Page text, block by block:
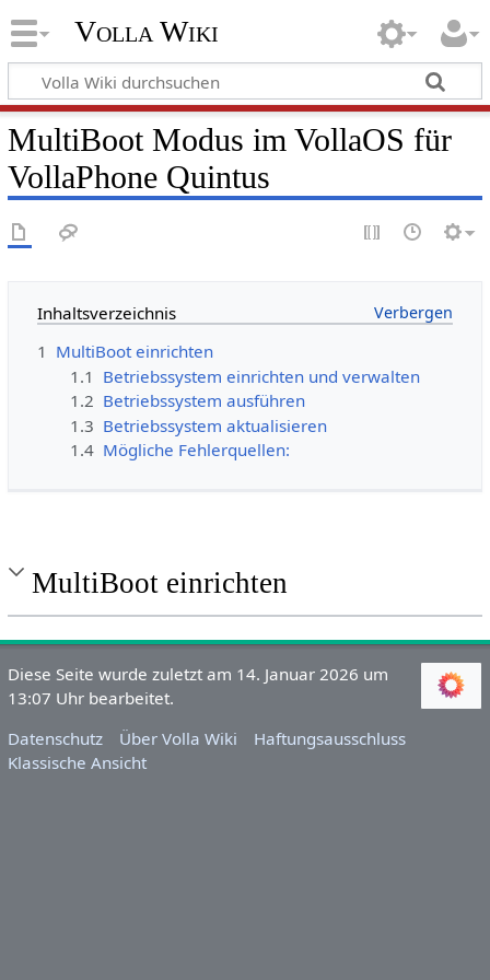
Volla Wiki
MultiBoot Modus im VollaOS für
VollaPhone Quintus
Inhaltsverzeichnis
1 MultiBoot einrichten
1.1 Betriebssystem einrichten und verwalten
1.2 Betriebssystem ausführen
1.3 Betriebssystem aktualisieren
1.4 Mögliche Fehlerquellen:
MultiBoot einrichten
Diese Seite wurde zuletzt am 14. Januar 2026 um
13:07 Uhr bearbeitet.
Datenschutz
Über Volla Wiki
Haftungsausschluss
Klassische Ansicht